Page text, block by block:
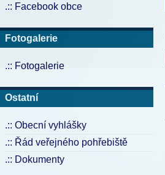
.:: Facebook obce
Fotogalerie
.:: Fotogalerie
Ostatní
.:: Obecní vyhlášky
.:: Řád veřejného pohřebiště
.:: Dokumenty